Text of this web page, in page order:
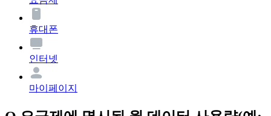
휴대폰
인터넷
마이페이지